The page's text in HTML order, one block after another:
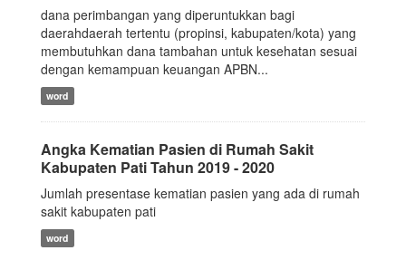
dana perimbangan yang diperuntukkan bagi
daerahdaerah tertentu (propinsi, kabupaten/kota) yang
membutuhkan dana tambahan untuk kesehatan sesuai
dengan kemampuan keuangan APBN...
word
Angka Kematian Pasien di Rumah Sakit
Kabupaten Pati Tahun 2019 - 2020
Jumlah presentase kematian pasien yang ada di rumah
sakit kabupaten pati
word